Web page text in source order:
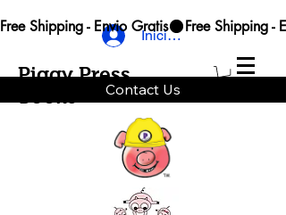
Piggy Press
Contact Us
Iniciar sesión
Free Shipping - Envio Gratis